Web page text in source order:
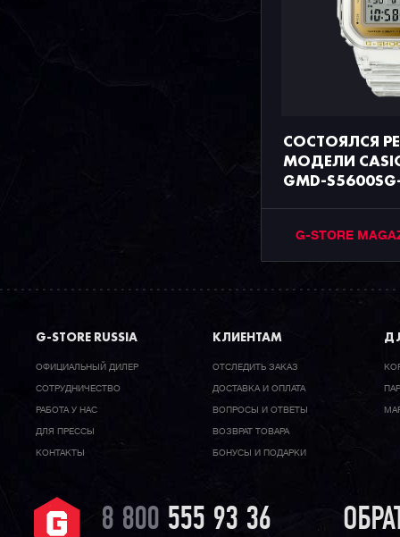
СОСТОЯЛСЯ
МОДЕЛИ
GMD-
G-STORE
G-STORE RUSSIA
ОФИЦИАЛЬНЫЙ ДИЛЕР
CОТРУДНИЧЕСТВО
РАБОТА У НАС
ДЛЯ ПРЕССЫ
КОНТАКТЫ
КЛИЕНТАМ
ОТСЛЕДИТЬ ЗАКАЗ
ДОСТАВКА И ОПЛАТА
ВОПРОСЫ И ОТВЕТЫ
ВОЗВРАТ ТОВАРА
БОНУСЫ И ПОДАРКИ
8 800 555 93 36